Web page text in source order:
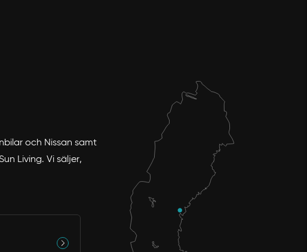
och Nissan samt
Living. Vi säljer,